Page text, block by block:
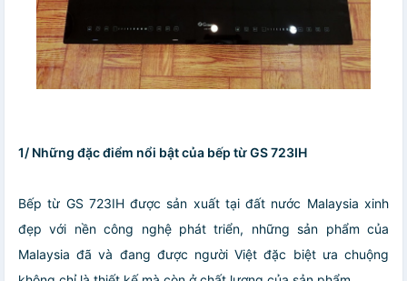
1/ Những đặc điểm nổi bật của bếp từ GS 723IH
Bếp từ GS 723IH được sản xuất tại đất nước Malaysia xinh
đẹp với nền công nghệ phát triển, những sản phẩm của
Malaysia đã và đang được người Việt đặc biệt ưa chuộng